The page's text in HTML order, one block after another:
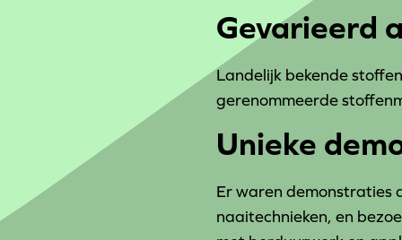
Gevarieerd
Landelijk bekende
gerenommeerde
Unieke
Er waren demonstraties
naaitechnieken, en